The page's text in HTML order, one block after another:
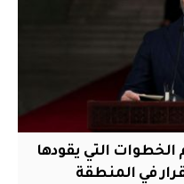
الخطوات التي يقودها
في المنطقة